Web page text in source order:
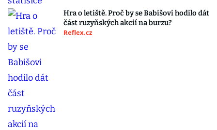
Hra o letiště. Proč by se Babišovi hodilo dát
část ruzyňských akcií na burzu?
Reflex.cz